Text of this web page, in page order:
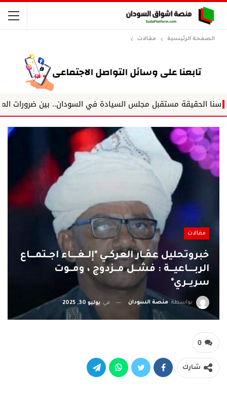
الصفحة الرئيسية مقالات
مستقبل مجلس السيادة في السودان.. بين ضرورات المرحلة ودروس
مقالات
خبروتحليل عمّـار العركــي *إلــغــــاء اجــتمـــاع
الربــــاعيـــة : فشــل مــزدوج ، ومــوت
سريــري*
بواسطة منصة السودان في يوليو 30, 2025
0
شارك